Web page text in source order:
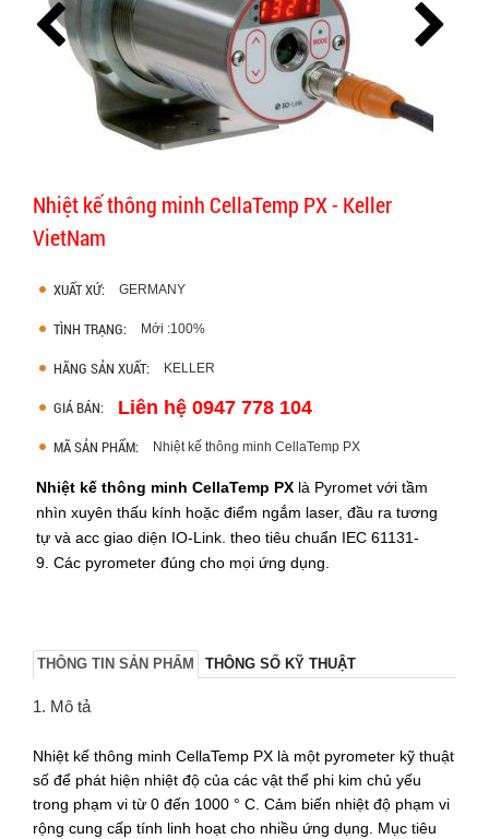
Nhiệt kế thông minh CellaTemp PX - Keller
VietNam
XUẤT XỨ: GERMANY
TÌNH TRẠNG: Mới :100%
HÃNG SẢN XUẤT: KELLER
GIÁ BÁN: Liên hệ 0947 778 104
MÃ SẢN PHẨM: Nhiệt kế thông minh CellaTemp PX
Nhiệt kế thông minh CellaTemp PX là Pyromet với tầm
nhìn xuyên thấu kính hoặc điểm ngắm laser, đầu ra tương
tự và acc giao diện IO-Link. theo tiêu chuẩn IEC 61131-
9. Các pyrometer đúng cho mọi ứng dụng.
THÔNG TIN SẢN PHẨM THÔNG SỐ KỸ THUẬT
1. Mô tả
Nhiệt kế thông minh CellaTemp PX là một pyrometer kỹ thuật
số để phát hiện nhiệt độ của các vật thể phi kim chủ yếu
trong phạm vi từ 0 đến 1000 ° C. Cảm biến nhiệt độ phạm vi
rộng cung cấp tính linh hoạt cho nhiều ứng dụng. Mục tiêu